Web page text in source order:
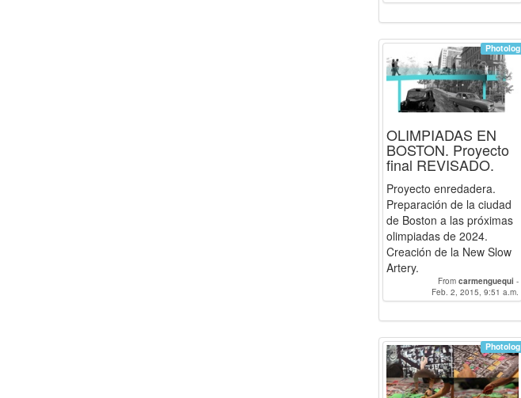
Photolog
OLIMPIADAS EN
BOSTON. Proyecto
final REVISADO.
Proyecto enredadera.
Preparación de la ciudad
de Boston a las próximas
olimpiadas de 2024.
Creación de la New Slow
Artery.
From carmenguequi -
BelenRamos
Feb. 2, 2015, 9:51 a.m.
Photolog